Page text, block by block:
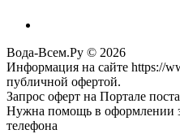
Вода-Всем.Ру © 2026
Информация на сайте https://
публичной офертой.
Запрос оферт на Портале
Нужна помощь в оформлении
телефона